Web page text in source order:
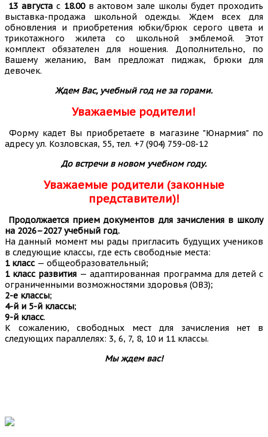
13 августас 18.00в актовом зале школы будет проходить
выставка-продажа школьной одежды. Ждем всех для
обновления и приобретения юбки/брюк серого цвета и
трикотажного жилета со школьной эмблемой. Этот
комплект обязателен для ношения. Дополнительно, по
Вашему желанию, Вам предложат пиджак, брюки для
девочек.
Ждем Вас, учебный год не за горами.
Уважаемые родители!
Форму кадет Вы приобретаете в магазине "Юнармия" по
адресу ул. Козловская, 55, тел. +7 (904) 759-08-12
До встречи в новом учебном году.
Уважаемые родители (законные
представители)!
Продолжается прием документов для зачисления в школу
на 2026–2027 учебный год.
На данный момент мы рады пригласить будущих учеников
в следующие классы, где есть свободные места:
1 класс — общеобразовательный;
1 класс развития — адаптированная программа для детей с
ограниченными возможностями здоровья (ОВЗ);
2-е классы;
4-й и 5-й классы;
9-й класс.
К сожалению, свободных мест для зачисления нет в
следующих параллелях: 3, 6, 7, 8, 10 и 11 классы.
Мы ждем вас!